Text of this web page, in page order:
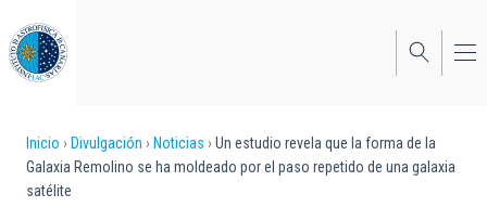
al
contenido
principal
Sobrescribir
enlaces
Inicio Divulgación Noticias
Un estudio revela que la forma de la
Galaxia Remolino se ha moldeado por el paso repetido de una galaxia
satélite